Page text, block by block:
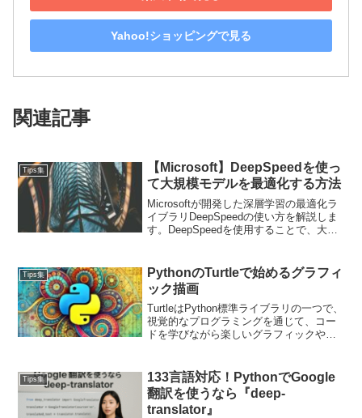
Yahoo!ショッピングで見る
関連記事
Tips集
【Microsoft】DeepSpeedを使っ
て大規模モデルを最適化する方法
Microsoftが開発した深層学習の最適化ラ
イブラリDeepSpeedの使い方を解説しま
す。DeepSpeedを使用することで、大規
す！インストールから基本的な使い方、
高度な機能の活用方法まで詳細に説明し
ます。
Tips集
PythonのTurtleで始めるグラフィ
ック描画
TurtleはPython標準ライブラリの一つで、
視覚的なプログラミングを通じて、コー
ドを学びながら楽しいグラフィックやア
の描画やアニメーション描画といった応
用例について詳しく見ていきましょう。
Tips集
133言語対応！PythonでGoogle
翻訳を使うなら『deep-
translator』